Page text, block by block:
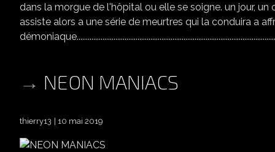
dans la morgue de l'hôpital ou elle se soigne. un jour,
assiste alors a une série de meurtres qui la conduira a
NEON MANIACS
thierry13 10 mai 2019